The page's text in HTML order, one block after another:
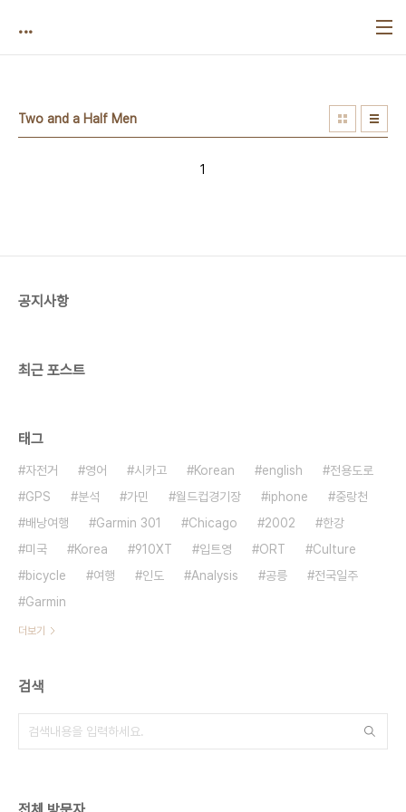
...
Two and a Half Men
1
공지사항
최근 포스트
태그
자전거 영어 시카고 Korean english
전용도로
GPS
분석 가민 월드컵경기장 iphone
중랑천
배낭여행
Garmin 301 Chicago 2002
한강
미국
Korea 910XT 입트영 ORT
Culture
bicycle
여행 인도 Analysis 공릉
전국일주
Garmin
더보기
검색